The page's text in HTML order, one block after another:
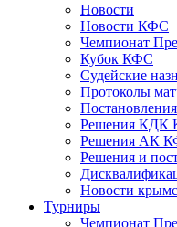
Новости
Новости КФС
Чемпионат
Кубок КФС
Судейские
Протоколы
Решения КДК
Решения АК
Решения и
Новости
Турниры
Чемпионат